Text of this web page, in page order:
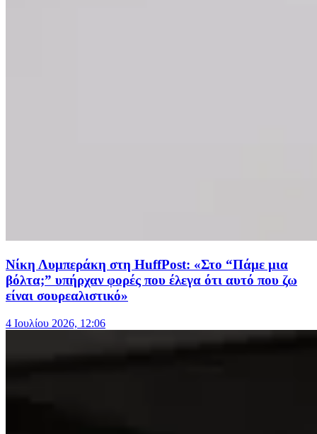
Νίκη Λυμπεράκη στη HuffPost: «Στο “Πάμε μια
βόλτα;” υπήρχαν φορές που έλεγα ότι αυτό που ζω
είναι σουρεαλιστικό»
4 Ιουλίου 2026, 12:06